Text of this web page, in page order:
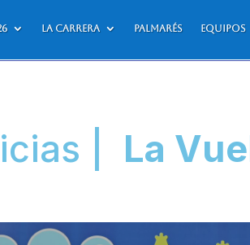
La Carrera Palmarés Equipos
| La